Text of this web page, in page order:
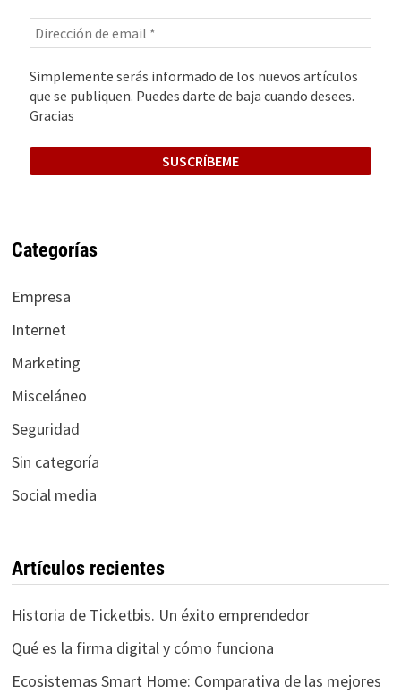
Simplemente serás informado de los nuevos artículos
que se publiquen. Puedes darte de baja cuando desees.
Gracias
Categorías
Empresa
Internet
Marketing
Misceláneo
Seguridad
Sin categoría
Social media
Artículos recientes
Historia de Ticketbis. Un éxito emprendedor
Qué es la firma digital y cómo funciona
Ecosistemas Smart Home: Comparativa de las mejores